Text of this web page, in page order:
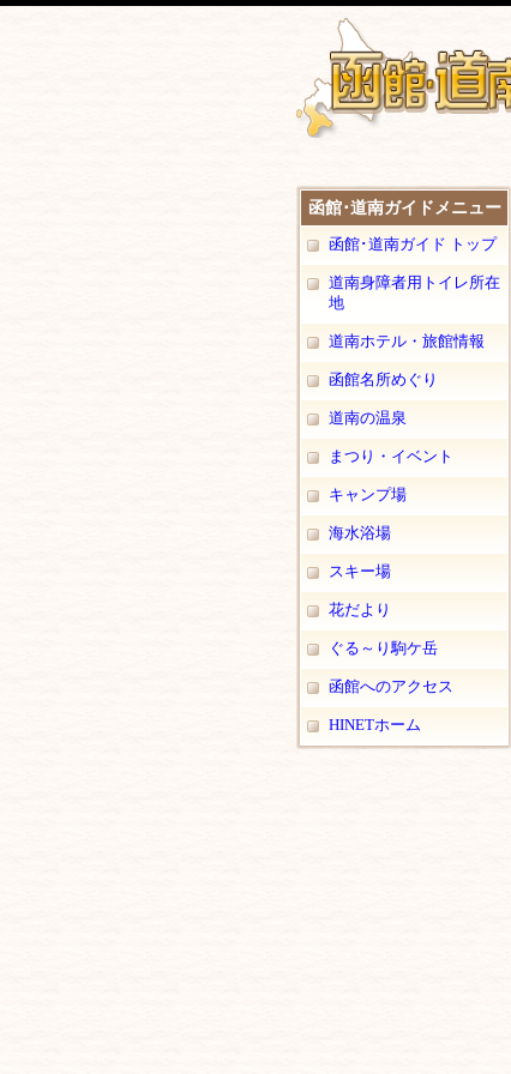
函館･道南ガイドメニュー
函館･道南ガイド トップ
道南身障者用トイレ所在
地
道南ホテル・旅館情報
函館名所めぐり
道南の温泉
まつり・イベント
キャンプ場
海水浴場
スキー場
花だより
ぐる～り駒ケ岳
函館へのアクセス
HINETホーム